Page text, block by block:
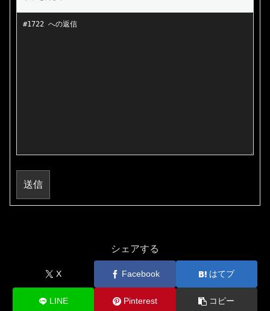
送信
シェアする
X Facebook はてブ
LINE Pinterest コピー